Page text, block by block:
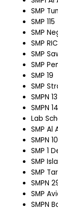
SMP
SMP 115
SMP
SMP
SMP
SMP
SMP 19
SMP
SMPN
SMPN
Lab
SMP Al
SMPN
SMP 1
SMP
SMP
SMPN
SMP
SMPN